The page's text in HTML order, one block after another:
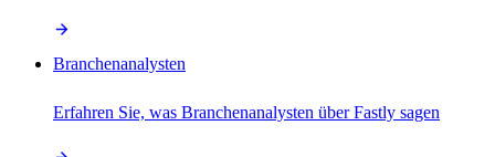
Branchenanalysten
Erfahren Sie, was Branchenanalysten über Fastly sagen